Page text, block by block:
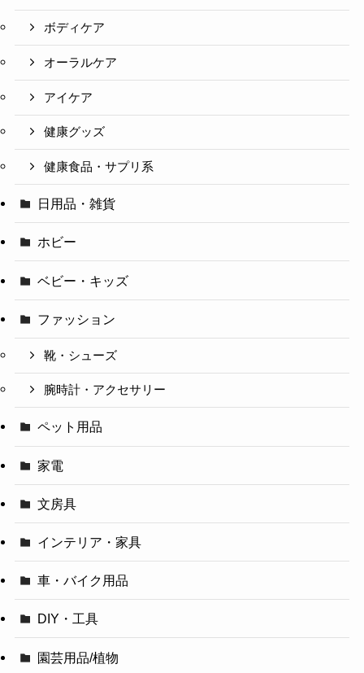
ボディケア
オーラルケア
アイケア
健康グッズ
健康食品・サプリ系
日用品・雑貨
ホビー
ベビー・キッズ
ファッション
靴・シューズ
腕時計・アクセサリー
ペット用品
家電
文房具
インテリア・家具
車・バイク用品
DIY・工具
園芸用品/植物